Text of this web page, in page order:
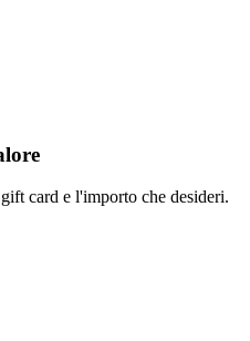
card e l'importo che desideri.